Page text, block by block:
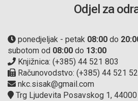
Odjel za
ponedjeljak - petak 08:00 do
subotom od 08:00 do 13:00
Knjižnica: (+385) 44 521 803
Računovodstvo: (+385) 44 521
nkc.sisak@gmail.com
Trg Ljudevita Posavskog 1,